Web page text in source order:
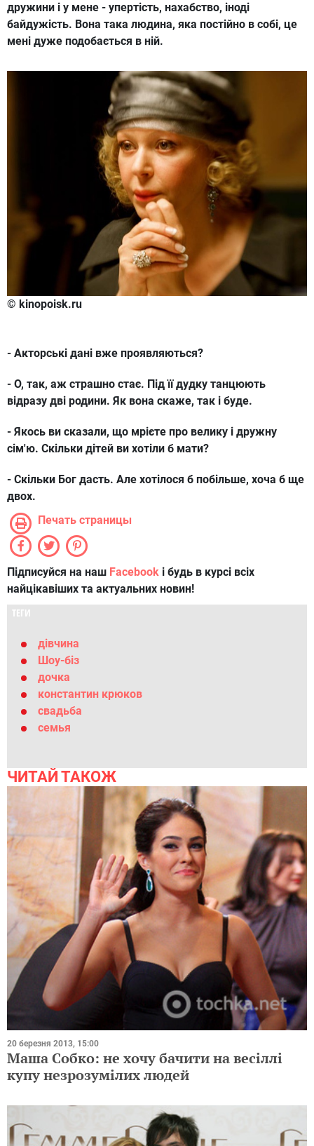
дружини і у мене - упертість, нахабство, іноді
байдужість. Вона така людина, яка постійно в собі, це
мені дуже подобається в ній.
© kinopoisk.ru
- Акторські дані вже проявляються?
- О, так, аж страшно стає. Під її дудку танцюють
відразу дві родини. Як вона скаже, так і буде.
- Якось ви сказали, що мрієте про велику і дружну
сім'ю. Скільки дітей ви хотіли б мати?
- Скільки Бог дасть. Але хотілося б побільше, хоча б ще
двох.
Печать страницы
Підписуйся на наш Facebook і будь в курсі всіх
найцікавіших та актуальних новин!
ТЕГИ
дівчина
Шоу-біз
дочка
константин крюков
свадьба
семья
ЧИТАЙ ТАКОЖ
20 березня 2013, 15:00
Маша Собко: не хочу бачити на весіллі
купу незрозумілих людей